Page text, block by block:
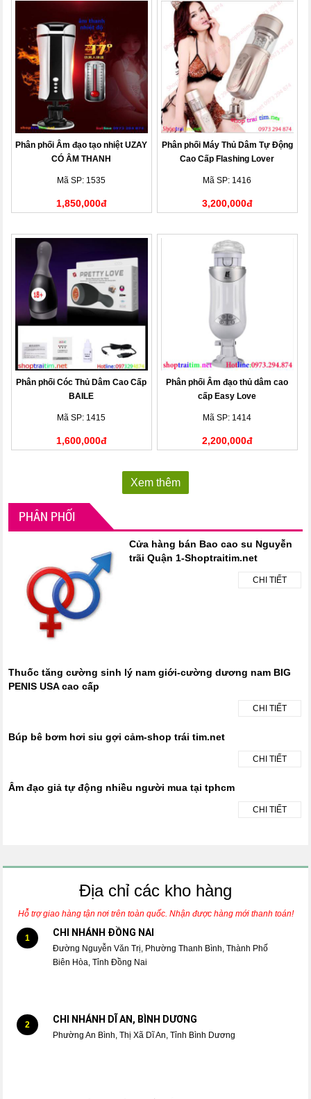
Phân phối Âm đạo tạo nhiệt UZAY
CÓ ÂM THANH
Mã SP: 1535
1,850,000đ
Phân phối Máy Thủ Dâm Tự Động
Cao Cấp Flashing Lover
Mã SP: 1416
3,200,000đ
Phân phối Cóc Thủ Dâm Cao Cấp
BAILE
Mã SP: 1415
1,600,000đ
Phân phối Âm đạo thủ dâm cao
cấp Easy Love
Mã SP: 1414
2,200,000đ
Xem thêm
PHÂN PHỐI
Cửa hàng bán Bao cao su Nguyễn
trãi Quận 1-Shoptraitim.net
CHI TIẾT
Thuốc tăng cường sinh lý nam giới-cường dương nam BIG
PENIS USA cao cấp
CHI TIẾT
Búp bê bơm hơi siu gợi cảm-shop trái tim.net
CHI TIẾT
Âm đạo giả tự động nhiều người mua tại tphcm
CHI TIẾT
Địa chỉ các kho hàng
Hỗ trợ giao hàng tận nơi trên toàn quốc. Nhận được hàng mới thanh toán!
1 CHI NHÁNH ĐỒNG NAI
Đường Nguyễn Văn Trị, Phường Thanh Bình, Thành Phố
Biên Hòa, Tỉnh Đồng Nai
2 CHI NHÁNH DĨ AN, BÌNH DƯƠNG
Phường An Bình, Thị Xã Dĩ An, Tỉnh Bình Dương